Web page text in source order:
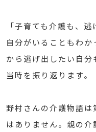
「子育ても介護も、
自分がいることもわ
から逃げ出したい自
当時を振り返ります。
野村さんの介護物語
はありません。親の